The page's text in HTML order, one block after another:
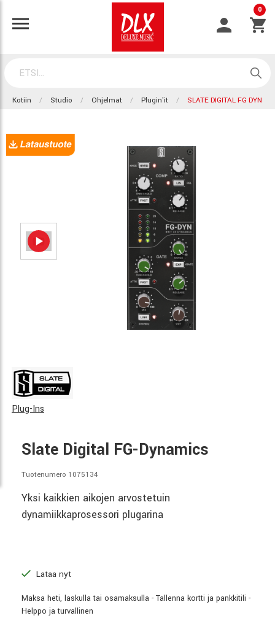
0
Kotiin Studio Ohjelmat Plugin'it SLATE DIGITAL FG DYN
Plug-Ins
Slate Digital FG-Dynamics
Tuotenumero 1075134
Yksi kaikkien aikojen arvostetuin
dynamiikkaprosessori plugarina
Lataa nyt
Maksa heti, laskulla tai osamaksulla - Tallenna kortti ja pankkitili -
Helppo ja turvallinen